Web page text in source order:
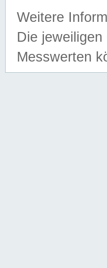
Weitere
Die
Messwerten